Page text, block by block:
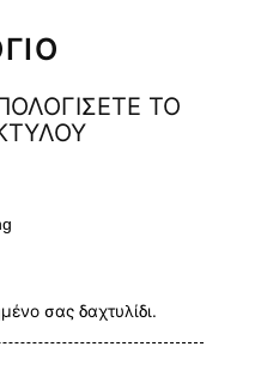
ΤΟ
σας δαχτυλίδι.